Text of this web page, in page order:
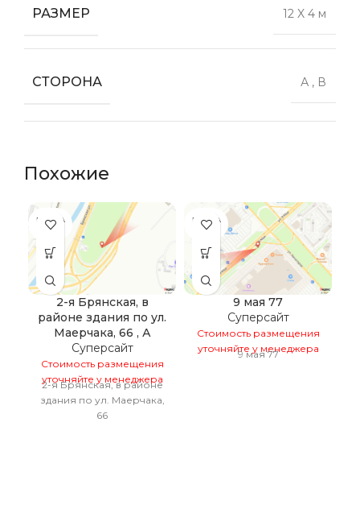
РАЗМЕР 12 X 4 м
СТОРОНА А , В
Похожие
ПРОДА
НО
2-я Брянская, в
районе здания по ул.
Маерчака, 66 , А
Суперсайт
Стоимость размещения
уточняйте у менеджера
2-я Брянская, в районе
здания по ул. Маерчака,
66
ПРОДА
НО
9 мая 77
Суперсайт
Стоимость размещения
уточняйте у менеджера
9 мая 77